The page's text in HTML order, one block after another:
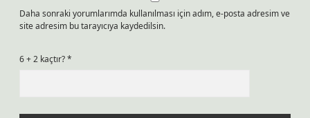
Daha sonraki yorumlarımda kullanılması için adım, e-posta adresim ve
site adresim bu tarayıcıya kaydedilsin.
6 + 2 kaçtır?*